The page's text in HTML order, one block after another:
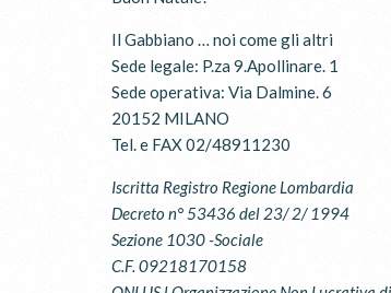
Il Gabbiano … noi come gli altri
Sede legale: P.za 9.Apollinare. 1
Sede operativa: Via Dalmine. 6
20152 MILANO
Tel. e FAX 02/48911230
Iscritta Registro Regione Lombardia
Decreto n° 53436 del 23/ 2/ 1994
Sezione 1030 -Sociale
C.F. 09218170158